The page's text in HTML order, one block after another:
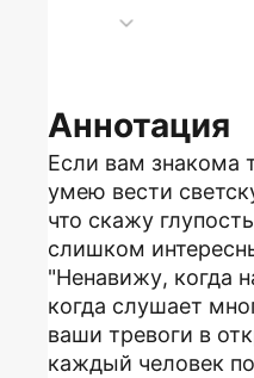
Аннотация
Если вам знакома
умею вести
что скажу
слишком
"Ненавижу, когда
когда слушает
ваши тревоги в
каждый человек